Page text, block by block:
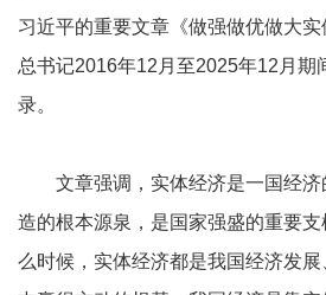
习近平的重要文章《做强做优做大
总书记2016年12月至2025年12月期
录。
文章强调，实体经济是一国经济
造的根本源泉，是国家强盛的重要
么时候，实体经济都是我国经济发